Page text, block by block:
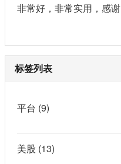
非常好，非常实用，感谢
标签列表
平台 (9)
美股 (13)